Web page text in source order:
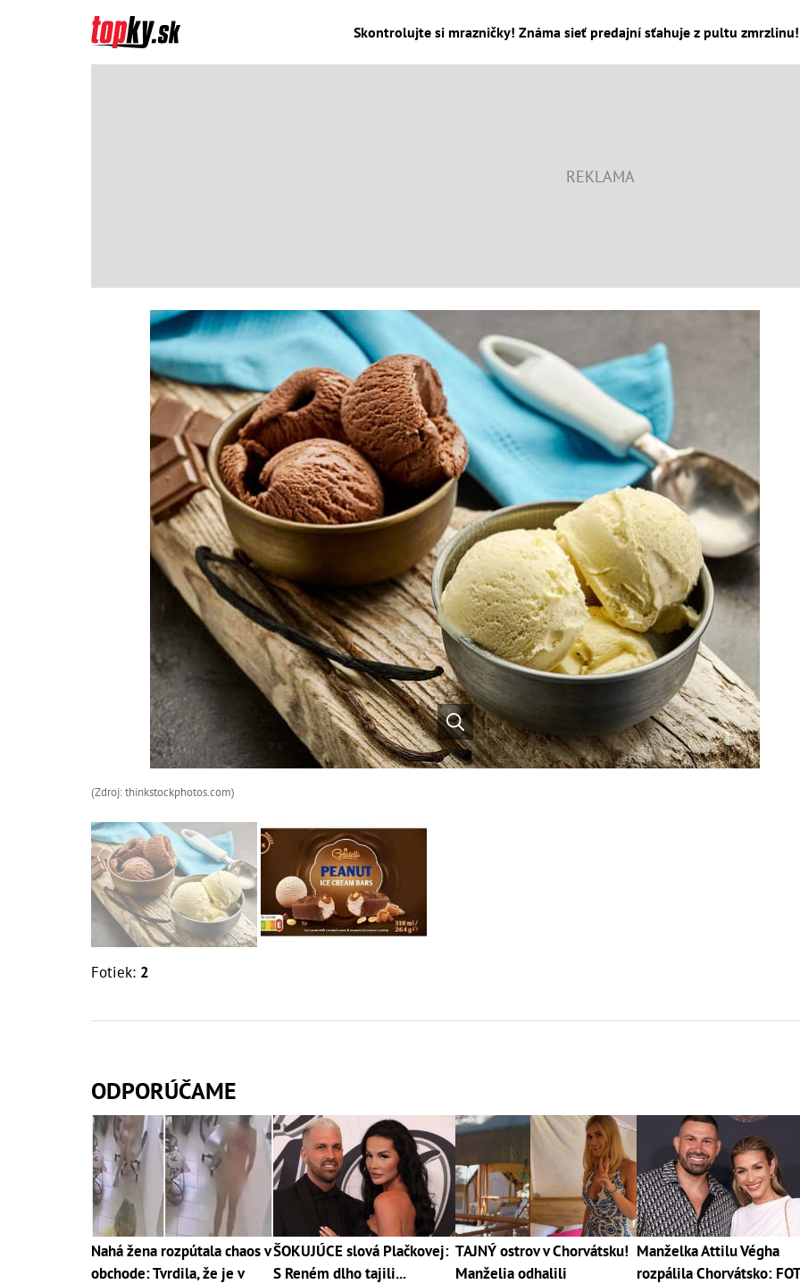
Skontrolujte si mrazničky! Známa sieť predajní sťahuje z pultu
(Zdroj: thinkstockphotos.com)
Fotiek: 2
ODPORÚČAME
Nahá žena rozpútala chaos v
obchode: Tvrdila, že je v
ŠOKUJÚCE slová Plačkovej:
S Reném dlho tajili...
TAJNÝ ostrov v Chorvátsku!
Manželia odhalili
Manželka Attilu Végha
rozpálila Chorvátsko: